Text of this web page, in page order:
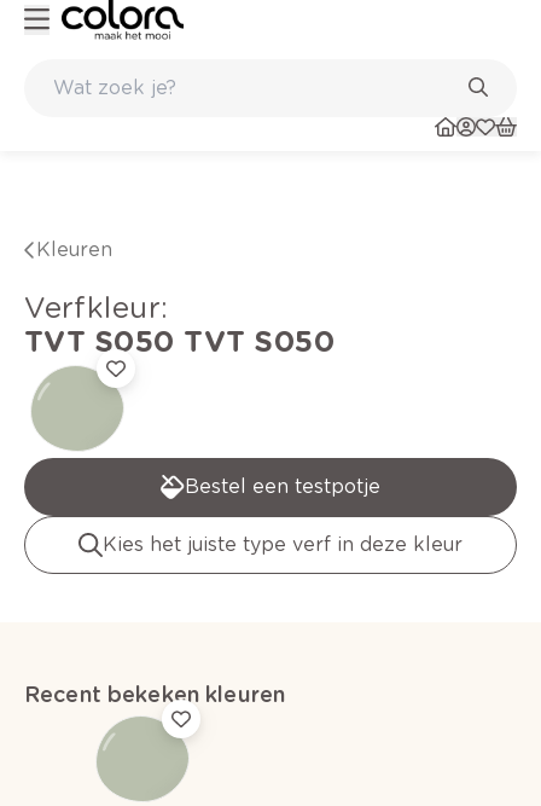
Kleuren
verfkleur:
TVT S050 TVT S050
Bestel een testpotje
Kies het juiste type verf in deze kleur
Recent bekeken kleuren